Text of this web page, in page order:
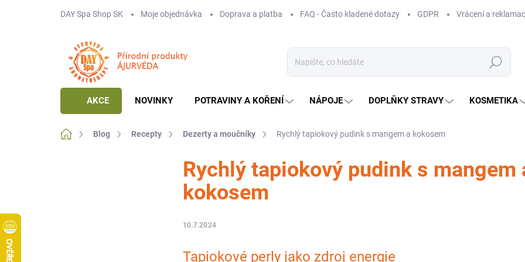
DAY Spa Shop SK Moje objednávka Doprava a platba FAQ - Často kladené dotazy GDPR Vrácení a
Hledat
AKCE NOVINKY POTRAVINY A KOŘENÍ NÁPOJE DOPLŇKY STRAVY KOSMETIKA
Domů Blog Recepty Dezerty a moučníky Rychlý tapiokový pudink s mangem a kokosem
Rychlý tapiokový pudink s mangem
kokosem
10.7.2024
Tapiokové perly jako zdroj energie